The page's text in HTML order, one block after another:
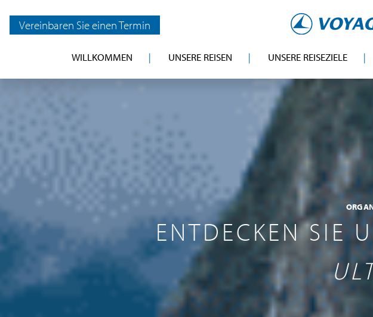
Vereinbaren Sie einen Termin
WILLKOMMEN UNSERE REISEN UNSERE REISEZIELE
ENTDECKEN SIE